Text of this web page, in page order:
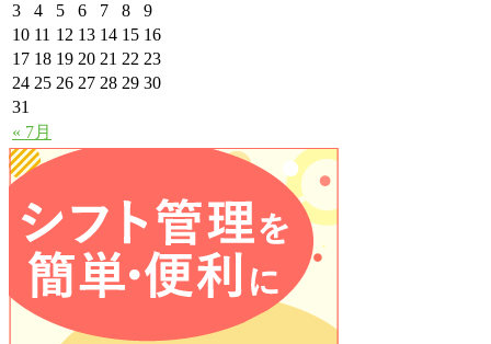
« 7月
3
4 5 6 7 8
9
10 11 12 13 14 15 16
17 18 19 20 21 22 23
24 25 26 27 28 29 30
31